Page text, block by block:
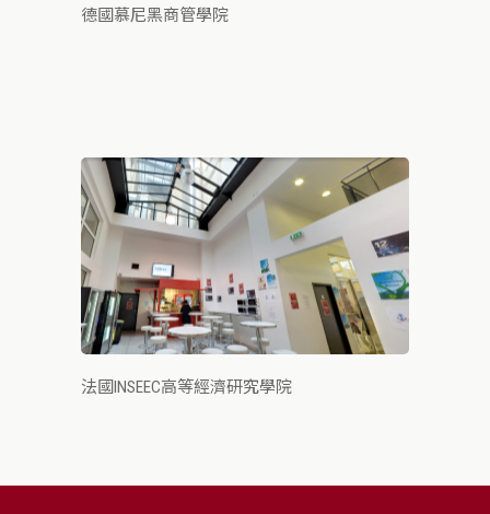
德國慕尼黑商管學院
法國INSEEC高等經濟研究學院